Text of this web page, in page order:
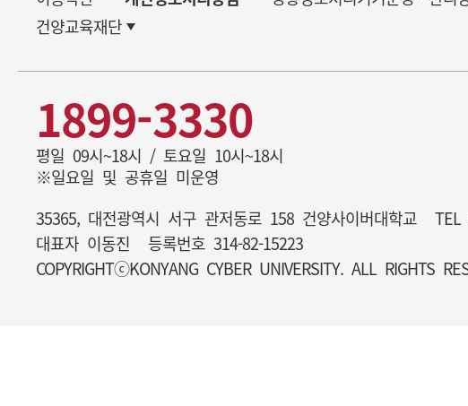
건양교육재단
1899-3330
평일 09시~18시 / 토요일 10시~18시
※일요일 및 공휴일 미운영
35365, 대전광역시 서구 관저동로 158 건양사이버대학교
TEL
대표자 이동진
등록번호 314-82-15223
COPYRIGHTⓒKONYANG CYBER UNIVERSITY. ALL RIGHTS